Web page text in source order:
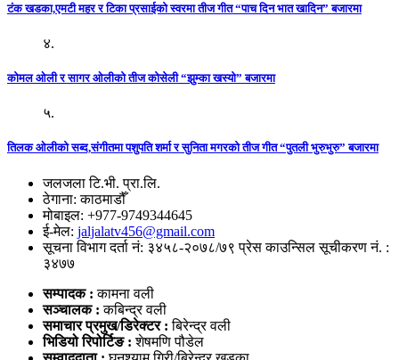
टंक खडका,एमटी महर र टिका प्रसाईको स्वरमा तीज गीत “पाच दिन भात खादिन” बजारमा
४.
कोमल ओली र सागर ओलीको तीज कोसेली “झुम्का खस्यो” बजारमा
५.
तिलक ओलीको सब्द,संगीतमा पशुपति शर्मा र सुनिता मगरको तीज गीत “पुतली भुरुभुरु” बजारमा
जलजला टि.भी. प्रा.लि.
ठेगाना: काठमाडौँ
मोबाइल: +977-9749344645
ई-मेल: jaljalatv456@gmail.com
सूचना विभाग दर्ता नं: ३४५८-२०७८/७९ प्रेस काउन्सिल सूचीकरण नं. :
३४७७
सम्पादक :कामना वली
सञ्‍चालक : कबिन्द्र वली
समाचार प्रमुख/डिरेक्टर :बिरेन्द्र वली
भिडियो रिपोर्टिङ : शेषमणि पौडेल